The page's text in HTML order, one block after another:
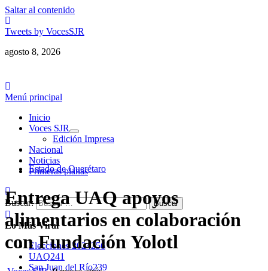
Saltar al contenido
Tweets by VocesSJR
agosto 8, 2026
Menú principal
Inicio
Voces SJR
Edición Impresa
Nacional
Noticias
Primeras planas
Buscar:
Lo Más Viral
Elecciones 2024 256
UAQ241
San Juan del Río239
Estado de Querétaro
Entrega UAQ apoyos
alimentarios en colaboración
con Fundación Yolotl